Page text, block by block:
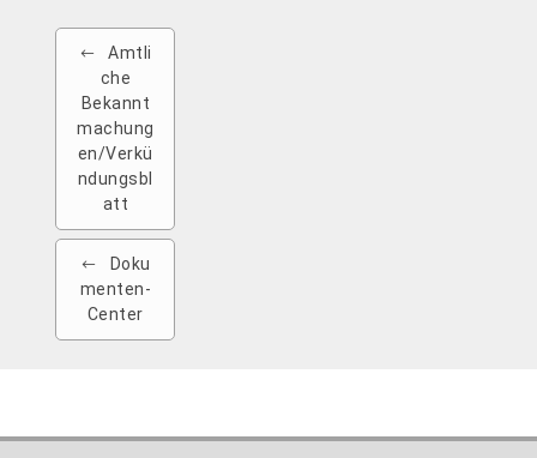
Amtli
che
Bekannt
machung
en/Verkü
ndungsbl
att
Doku
menten-
Center